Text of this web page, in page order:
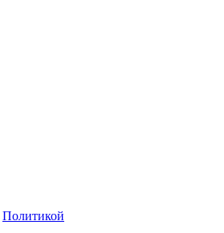
Политикой